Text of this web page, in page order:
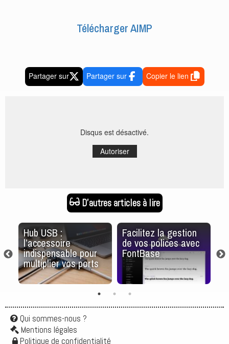
Télécharger AIMP
Partager sur Partager sur Copier le lien
Disqus est désactivé.
Autoriser
D'autres articles à lire
Hub USB :
l’accessoire
indispensable pour
multiplier vos ports
Facilitez la gestion
de vos polices avec
FontBase
Qui sommes-nous ?
Mentions légales
Politique de confidentialité